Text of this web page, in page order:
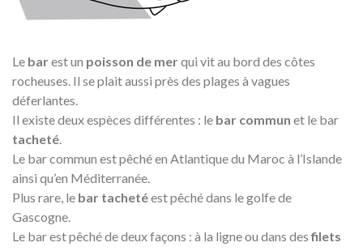
Le barest un poisson de merqui vit au bord des côtes
rocheuses. Il se plait aussi près des plages à vagues
déferlantes.
Il existe deux espèces différentes : le bar commun et le bar
tacheté
Le bar commun est pêché en Atlantique du Maroc à l’Islande
ainsi qu’en Méditerranée.
Plus rare, le bar tachetéest pêché dans le golfe de
Gascogne.
Le bar est pêché de deux façons : à la ligne ou dans desfilets